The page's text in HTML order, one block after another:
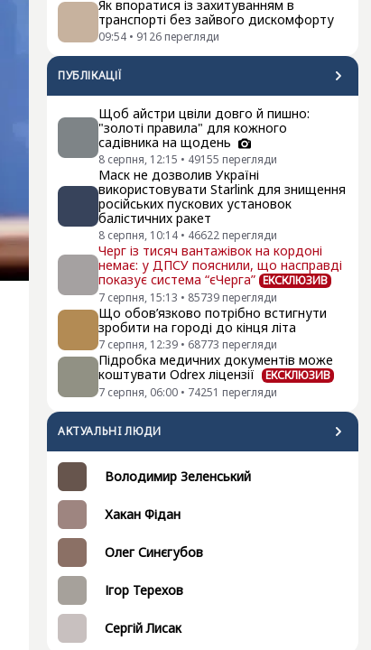
Як впоратися із захитуванням в
транспорті без зайвого дискомфорту
09:54 • 9126 перегляди
ПУБЛІКАЦІЇ
Щоб айстри цвіли довго й пишно:
"золоті правила" для кожного
садівника на щодень
8 серпня, 12:15 • 49155 перегляди
Маск не дозволив Україні
використовувати Starlink для знищення
російських пускових установок
балістичних ракет
8 серпня, 10:14 • 46622 перегляди
Черг із тисяч вантажівок на кордоні
немає: у ДПСУ пояснили, що насправді
показує система “єЧерга” ЕКСКЛЮЗИВ
7 серпня, 15:13 • 85739 перегляди
Що обов’язково потрібно встигнути
зробити на городі до кінця літа
7 серпня, 12:39 • 68773 перегляди
Підробка медичних документів може
коштувати Odrex ліцензії
ЕКСКЛЮЗИВ
7 серпня, 06:00 • 74251 перегляди
АКТУАЛЬНI ЛЮДИ
Володимир Зеленський
Хакан Фідан
Олег Синєгубов
Ігор Терехов
Сергій Лисак